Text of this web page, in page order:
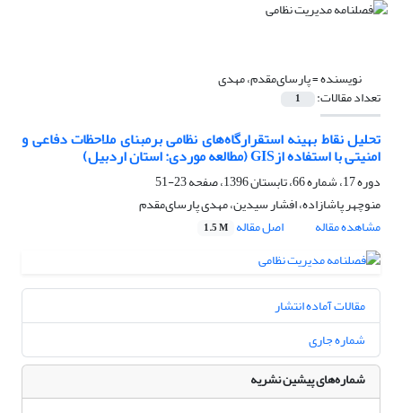
نویسنده =پارسای‌مقدم، مهدی
تعداد مقالات: 1
تحلیل نقاط بهینه استقرارگاه‌های نظامی برمبنای ملاحظات دفاعی و
امنیتی با استفاده ازGIS (مطالعه موردی: استان اردبیل)
دوره 17، شماره 66، تابستان 1396، صفحه
23-51
منوچهر پاشازاده، افشار سیدین، مهدی پارسای‌مقدم
مشاهده مقاله
اصل مقاله 1.5 M
مقالات آماده انتشار
شماره جاری
شماره‌های پیشین نشریه